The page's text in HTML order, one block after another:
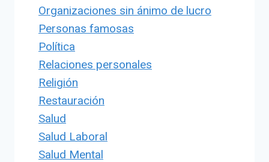
Organizaciones sin ánimo de lucro
Personas famosas
Política
Relaciones personales
Religión
Restauración
Salud
Salud Laboral
Salud Mental